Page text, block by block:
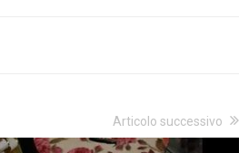
Articolo successivo